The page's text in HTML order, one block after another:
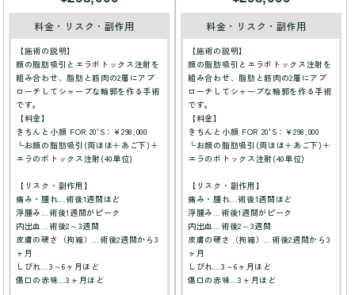
料金・リスク・副作用
【施術の説明】
顔の脂肪吸引とエラボトックス注射を
組み合わせ、脂肪と筋肉の2層にアプ
ローチしてシャープな輪郭を作る手術
です。
【料金】
きちんと小顔 FOR 20'S：¥298,000
└お顔の脂肪吸引(両ほほ＋あご下)＋
エラのボトックス注射(40単位)
【リスク・副作用】
痛み・腫れ…術後1週間ほど
浮腫み…術後1週間がピーク
内出血…術後2～3週間
皮膚の硬さ（拘縮）…術後2週間から3
ヶ月
しびれ…3～6ヶ月ほど
傷口の赤味…3ヶ月ほど
料金・リスク・副作用
【施術の説明】
顔の脂肪吸引とエラボトックス注射を
組み合わせ、脂肪と筋肉の2層にアプ
ローチしてシャープな輪郭を作る手術
です。
【料金】
きちんと小顔 FOR 20'S：¥298,000
└お顔の脂肪吸引(両ほほ＋あご下)＋
エラのボトックス注射(40単位)
【リスク・副作用】
痛み・腫れ…術後1週間ほど
浮腫み…術後1週間がピーク
内出血…術後2～3週間
皮膚の硬さ（拘縮）…術後2週間から3
ヶ月
しびれ…3～6ヶ月ほど
傷口の赤味…3ヶ月ほど